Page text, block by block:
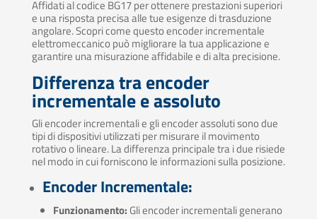
Affidati al codice BG17 per ottenere prestazioni superiori
e una risposta precisa alle tue esigenze di trasduzione
angolare. Scopri come questo encoder incrementale
elettromeccanico può migliorare la tua applicazione e
garantire una misurazione affidabile e di alta precisione.
Differenza tra encoder
incrementale e assoluto
Gli encoder incrementali e gli encoder assoluti sono due
tipi di dispositivi utilizzati per misurare il movimento
rotativo o lineare. La differenza principale tra i due risiede
nel modo in cui forniscono le informazioni sulla posizione.
Encoder Incrementale:
Funzionamento: Gli encoder incrementali generano